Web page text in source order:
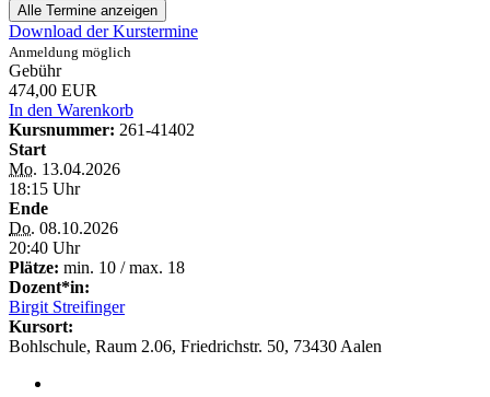
Alle Termine anzeigen
Download der Kurstermine
Anmeldung möglich
Gebühr
474,00 EUR
In den Warenkorb
Kursnummer: 261-41402
Start
Mo. 13.04.2026
18:15 Uhr
Ende
Do. 08.10.2026
20:40 Uhr
Plätze: min. 10 / max. 18
Dozent*in:
Birgit Streifinger
Kursort:
Bohlschule, Raum 2.06, Friedrichstr. 50, 73430 Aalen